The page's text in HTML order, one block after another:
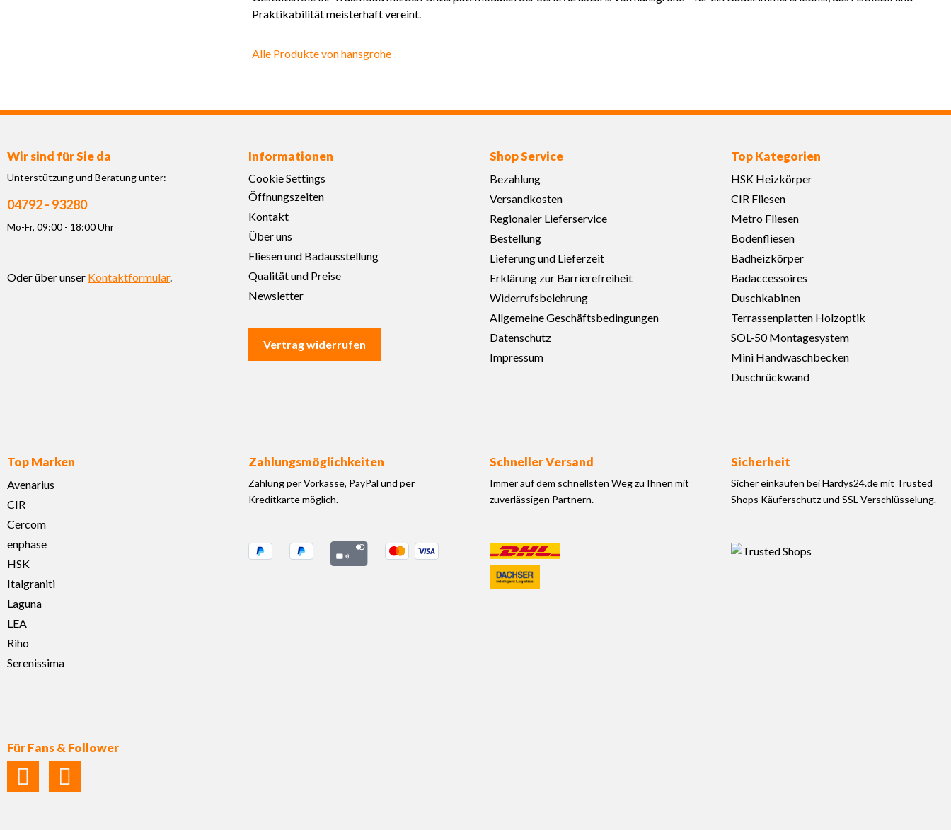
Praktikabilität meisterhaft vereint.
Alle Produkte von hansgrohe
Wir sind für Sie da
Unterstützung und Beratung unter:
04792 - 93280
Mo-Fr, 09:00 - 18:00 Uhr
Oder über unser Kontaktformular.
Informationen
Cookie Settings
Öffnungszeiten
Kontakt
Über uns
Fliesen und Badausstellung
Qualität und Preise
Newsletter
Vertrag widerrufen
Shop Service
Bezahlung
Versandkosten
Regionaler Lieferservice
Bestellung
Lieferung und Lieferzeit
Erklärung zur Barrierefreiheit
Widerrufsbelehrung
Allgemeine Geschäftsbedingungen
Datenschutz
Impressum
Top Kategorien
HSK Heizkörper
CIR Fliesen
Metro Fliesen
Bodenfliesen
Badheizkörper
Badaccessoires
Duschkabinen
Terrassenplatten Holzoptik
SOL-50 Montagesystem
Mini Handwaschbecken
Duschrückwand
Top Marken
Avenarius
CIR
Cercom
enphase
HSK
Italgraniti
Laguna
LEA
Riho
Serenissima
Zahlungsmöglichkeiten
Zahlung per Vorkasse, PayPal und per
Kreditkarte möglich.
Schneller Versand
Immer auf dem schnellsten Weg zu Ihnen mit
zuverlässigen Partnern.
Sicherheit
Sicher einkaufen bei Hardys24.de mit Trusted
Shops Käuferschutz und SSL Verschlüsselung.
Für Fans & Follower